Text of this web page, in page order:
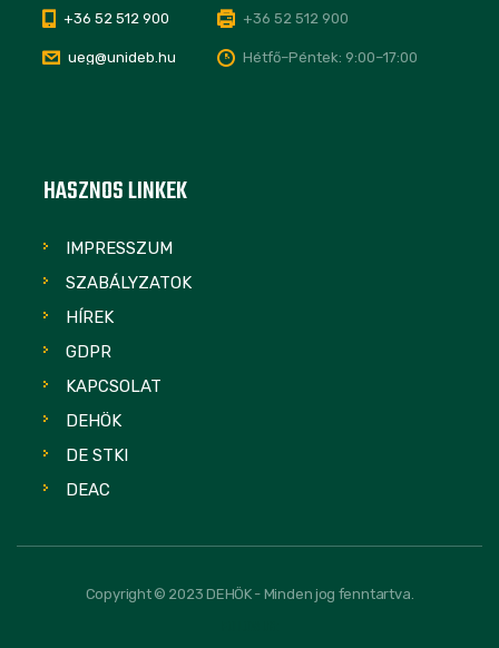
+36 52 512 900 +36 52 512 900
ueg@unideb.hu Hétfő–Péntek: 9:00–17:00
HASZNOS LINKEK
IMPRESSZUM
SZABÁLYZATOK
HÍREK
GDPR
KAPCSOLAT
DEHÖK
DE STKI
DEAC
Copyright © 2023 DEHÖK - Minden jog fenntartva.